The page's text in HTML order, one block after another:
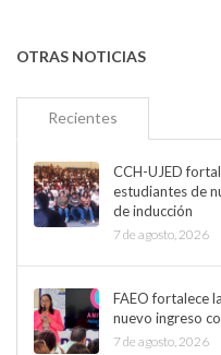
OTRAS NOTICIAS
Recientes
CCH-UJED
estudiantes de
de inducción
7 de agosto, 2026
FAEO fortalece
nuevo ingreso
7 de agosto, 2026